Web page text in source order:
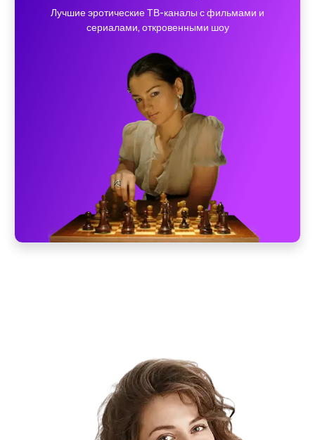
Лучшие эротические ТВ-каналы с фильмами и
сериалами, откровенными шоу